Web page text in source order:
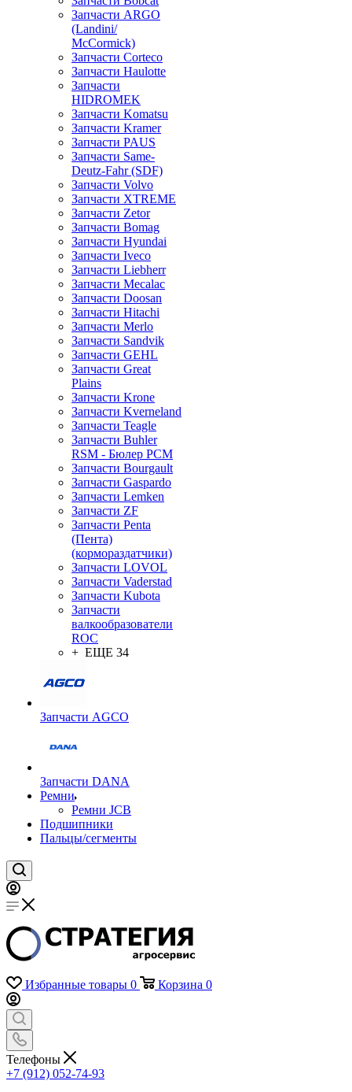
Запчасти ARGO
(Landini/
McCormick)
Запчасти Corteco
Запчасти Haulotte
Запчасти
HIDROMEK
Запчасти Komatsu
Запчасти Kramer
Запчасти PAUS
Запчасти Same-
Deutz-Fahr (SDF)
Запчасти Volvo
Запчасти XTREME
Запчасти Zetor
Запчасти Bomag
Запчасти Hyundai
Запчасти Iveco
Запчасти Liebherr
Запчасти Mecalac
Запчасти Doosan
Запчасти Hitachi
Запчасти Merlo
Запчасти Sandvik
Запчасти GEHL
Запчасти Great
Plains
Запчасти Krone
Запчасти Kverneland
Запчасти Teagle
Запчасти Buhler
RSM - Бюлер РСМ
Запчасти Bourgault
Запчасти Gaspardo
Запчасти Lemken
Запчасти ZF
Запчасти Penta
(Пента)
(кормораздатчики)
Запчасти LOVOL
Запчасти Vaderstad
Запчасти Kubota
Запчасти
валкообразователи
ROC
+ ЕЩЕ 34
Запчасти AGCO
Запчасти DANA
Ремни
Ремни JCB
Подшипники
Пальцы/сегменты
Избранные товары 0 Корзина 0
Телефоны
+7 (912) 052-74-93